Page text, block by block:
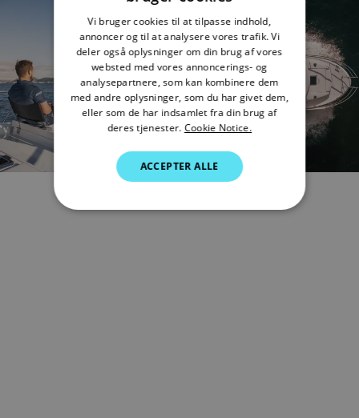
DANISH
ITALIAN
SWEDISH
DUTCH
Vi bruger cookies til at tilpasse indhold,
annoncer og til at analysere vores trafik. Vi
deler også oplysninger om din brug af vores
websted med vores annoncerings- og
analysepartnere, som kan kombinere dem
med andre oplysninger, som du har givet dem,
eller som de har indsamlet fra din brug af
deres tjenester. Cookie Notice.
ACCEPTER ALLE